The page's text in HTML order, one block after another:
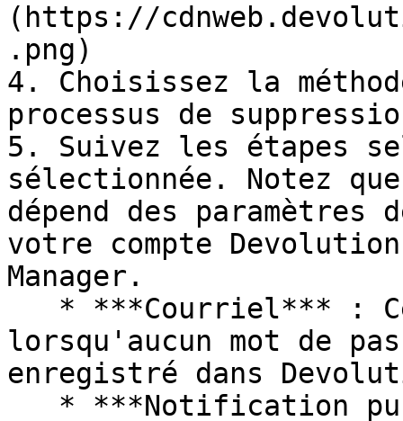
(https://
.png)
4. Choisissez la
processus de
5. Suivez les étapes
sélectionnée. Notez
dépend des
votre compte
Manager.
lorsqu'aucun mot de
enregistré dans